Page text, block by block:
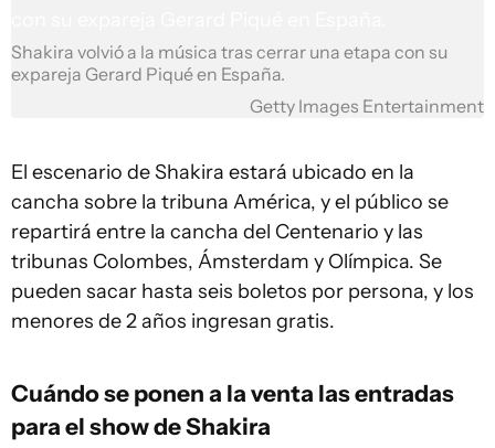
Shakira volvió a la música tras cerrar una etapa con su
expareja Gerard Piqué en España.
Getty Images Entertainment
El escenario de Shakira estará ubicado en la
cancha sobre la tribuna América, y el público se
repartirá entre la cancha del Centenario y las
tribunas Colombes, Ámsterdam y Olímpica. Se
pueden sacar hasta seis boletos por persona, y los
menores de 2 años ingresan gratis.
Cuándo se ponen a la venta las entradas
para el show de Shakira